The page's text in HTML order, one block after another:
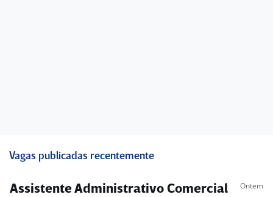
Vagas publicadas recentemente
Assistente Administrativo Comercial Ontem